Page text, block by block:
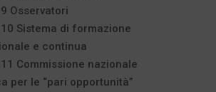
Osservatori
10 Sistema di formazione
e continua
11 Commissione nazionale
per le “pari opportunità”